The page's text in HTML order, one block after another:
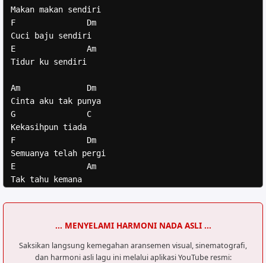
Makan makan sendiri
F               Dm
Cuci baju sendiri
E               Am
Tidur ku sendiri
Am              Dm
Cinta aku tak punya
G               C
Kekasihpun tiada
F               Dm
Semuanya telah pergi
E               Am
Tak tahu kemana
[Verse 2]
Hidup serasa kaku
E               Am
Bagai kan angka satu
... MENYELAMI HARMONI NADA ASLI ...
Saksikan langsung kemegahan aransemen visual, sinematografi,
dan harmoni asli lagu ini melalui aplikasi YouTube resmi: